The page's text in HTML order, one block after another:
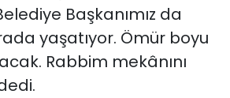
Başkanımız da
yaşatıyor. Ömür boyu
Rabbim mekânını